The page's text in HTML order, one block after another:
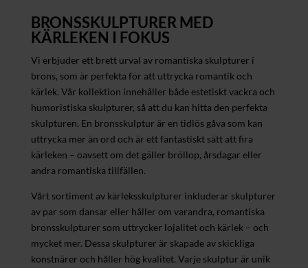
BRONSSKULPTURER MED
KÄRLEKEN I FOKUS
Vi erbjuder ett brett urval av romantiska skulpturer i
brons, som är perfekta för att uttrycka romantik och
kärlek. Vår kollektion innehåller både estetiskt vackra och
humoristiska skulpturer, så att du kan hitta den perfekta
skulpturen. En bronsskulptur är en tidlös gåva som kan
uttrycka mer än ord och är ett fantastiskt sätt att fira
kärleken – oavsett om det gäller bröllop, årsdagar eller
andra romantiska tillfällen.
Vårt sortiment av kärleksskulpturer inkluderar skulpturer
av par som dansar eller håller om varandra, romantiska
bronsskulpturer som uttrycker lojalitet och kärlek – och
mycket mer. Dessa skulpturer är skapade av skickliga
konstnärer och håller hög kvalitet. Varje skulptur är unik